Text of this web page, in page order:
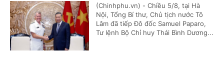
(Chinhphu.vn) - Chiều 5/8, tại Hà
Nội, Tổng Bí thư, Chủ tịch nước Tô
Lâm đã tiếp Đô đốc Samuel Paparo,
Tư lệnh Bộ Chỉ huy Thái Bình Dương...